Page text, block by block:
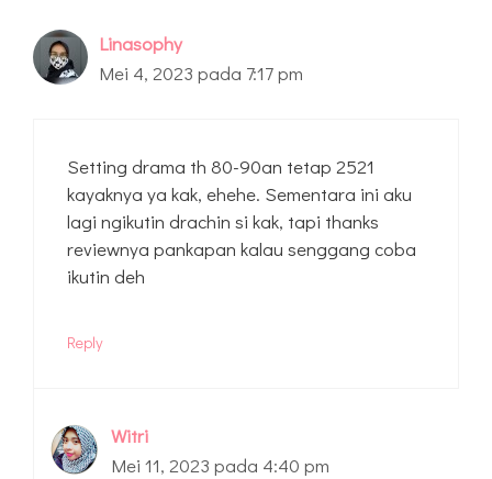
Linasophy
Mei 4, 2023 pada 7:17 pm
Setting drama th 80-90an tetap 2521
kayaknya ya kak, ehehe. Sementara ini aku
lagi ngikutin drachin si kak, tapi thanks
reviewnya pankapan kalau senggang coba
ikutin deh
Reply
Witri
Mei 11, 2023 pada 4:40 pm